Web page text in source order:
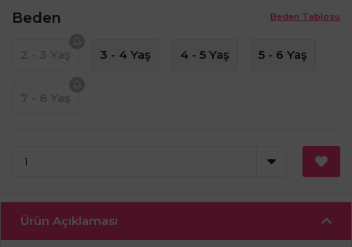
Beden Tablosu
Beden
3 - 4 Yaş 4 - 5 Yaş 5 - 6 Yaş
Ürün Açıklaması